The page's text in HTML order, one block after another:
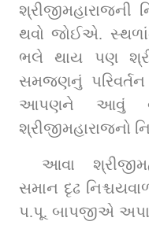
શ્રીજીમહારાજની
થવો જોઈએ.
ભલે થાય પણ
સમજણનું
આપણને આવું
શ્રીજીમહારાજનો
આવા
સમાન દૃઢ
પ.પૂ. બાપજીએ